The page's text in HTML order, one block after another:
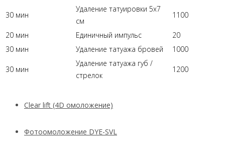
30 мин
Удаление татуировки 5х7
см
1100
20 мин Единичный импульс
20
30 мин
Удаление татуажа бровей 1000
30 мин
Удаление татуажа губ /
стрелок
1200
Clear lift (4D омоложение)
Фотоомоложение DYE-SVL